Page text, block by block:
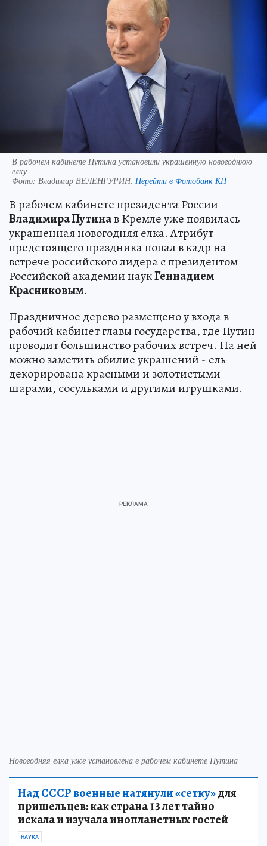
В рабочем кабинете Путина установили украшенную новогоднюю
елку
Фото: Владимир ВЕЛЕНГУРИН. Перейти в Фотобанк КП
В рабочем кабинете президента России
Владимира Путинав Кремле уже появилась
украшенная новогодняя елка. Атрибут
предстоящего праздника попал в кадр на
встрече российского лидера с президентом
Российской академии наукГеннадием
Красниковым.
Праздничное дерево размещено у входа в
рабочий кабинет главы государства, где Путин
проводит большинство рабочих встреч. На ней
можно заметить обилие украшений - ель
декорирована красными и золотистыми
шарами, сосульками и другими игрушками.
Новогодняя елка уже установлена в рабочем кабинете Путина
Над СССР военные натянули «сетку»для
пришельцев: как страна 13 лет тайно
искала и изучала инопланетных гостей
НАУКА